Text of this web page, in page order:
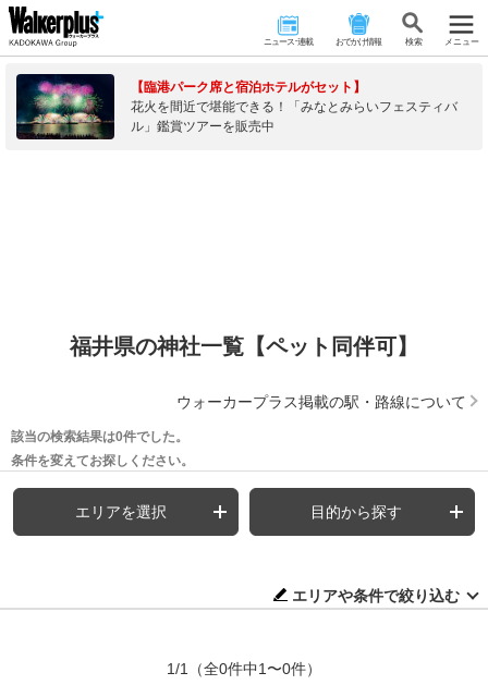
ニュース･連載 おでかけ情報 検 索 メニュー
【臨港パーク席と宿泊ホテルがセット】
花火を間近で堪能できる！「みなとみらいフェスティバ
ル」鑑賞ツアーを販売中
福井県の神社一覧【ペット同伴可】
ウォーカープラス掲載の駅・路線について
該当の検索結果は0件でした。
条件を変えてお探しください。
エリアを選択 目的から探す
エリアや条件で絞り込む
1/1 （全0件中1〜0件）